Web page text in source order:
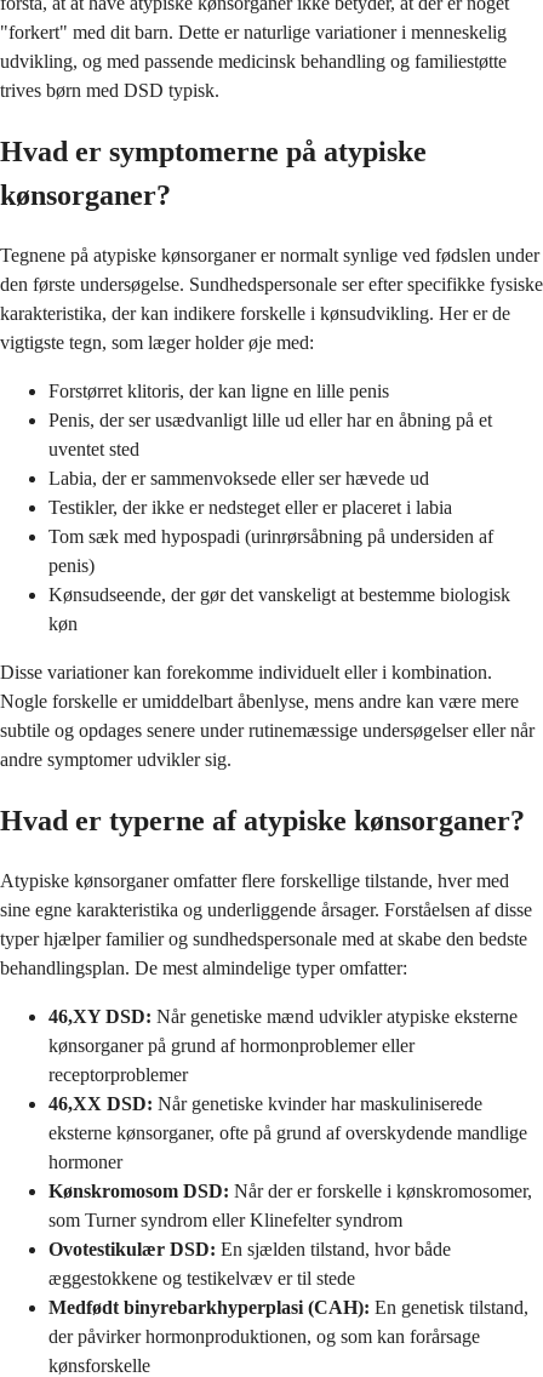
"forkert" med dit barn. Dette er naturlige variationer i menneskelig
udvikling, og med passende medicinsk behandling og familiestøtte
trives børn med DSD typisk.
Hvad er symptomerne på atypiske
kønsorganer?
Tegnene på atypiske kønsorganer er normalt synlige ved fødslen under
den første undersøgelse. Sundhedspersonale ser efter specifikke fysiske
karakteristika, der kan indikere forskelle i kønsudvikling. Her er de
vigtigste tegn, som læger holder øje med:
Forstørret klitoris, der kan ligne en lille penis
Penis, der ser usædvanligt lille ud eller har en åbning på et
uventet sted
Labia, der er sammenvoksede eller ser hævede ud
Testikler, der ikke er nedsteget eller er placeret i labia
Tom sæk med hypospadi (urinrørsåbning på undersiden af
penis)
Kønsudseende, der gør det vanskeligt at bestemme biologisk
køn
Disse variationer kan forekomme individuelt eller i kombination.
Nogle forskelle er umiddelbart åbenlyse, mens andre kan være mere
subtile og opdages senere under rutinemæssige undersøgelser eller når
andre symptomer udvikler sig.
Hvad er typerne af atypiske kønsorganer?
Atypiske kønsorganer omfatter flere forskellige tilstande, hver med
sine egne karakteristika og underliggende årsager. Forståelsen af disse
typer hjælper familier og sundhedspersonale med at skabe den bedste
behandlingsplan. De mest almindelige typer omfatter:
46,XY DSD: Når genetiske mænd udvikler atypiske eksterne
kønsorganer på grund af hormonproblemer eller
receptorproblemer
46,XX DSD: Når genetiske kvinder har maskuliniserede
eksterne kønsorganer, ofte på grund af overskydende mandlige
hormoner
Kønskromosom DSD: Når der er forskelle i kønskromosomer,
som Turner syndrom eller Klinefelter syndrom
Ovotestikulær DSD: En sjælden tilstand, hvor både
æggestokkene og testikelvæv er til stede
Medfødt binyrebarkhyperplasi (CAH): En genetisk tilstand,
der påvirker hormonproduktionen, og som kan forårsage
kønsforskelle